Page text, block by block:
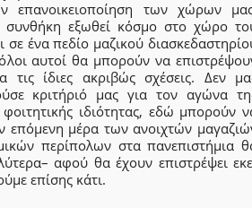
επανοικειοποίηση των χώρων
συνθήκη εξωθεί κόσμο στο χώρο
σε ένα πεδίο μαζικού
αυτοί θα μπορούν να
ίδιες ακριβώς σχέσεις. Δεν
κριτήριό μας για τον αγώνα
ιδιότητας, εδώ μπορούν
μέρα των ανοιχτών
περίπολων στα πανεπιστήμια
αφού θα έχουν επιστρέψει
επίσης κάτι.